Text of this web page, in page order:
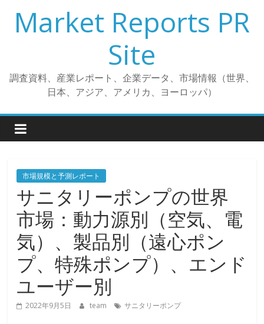
プ
Market Reports PR
Site
調査資料、産業レポート、企業データ、市場情報（世界、
日本、アジア、アメリカ、ヨーロッパ）
市場規模と予測レポート
サニタリーポンプの世界
市場：動力源別（空気、電
気）、製品別（遠心ポン
プ、特殊ポンプ）、エンド
ユーザー別
2022年9月5日 team サニタリーポンプ